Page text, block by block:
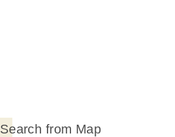
Search from Map